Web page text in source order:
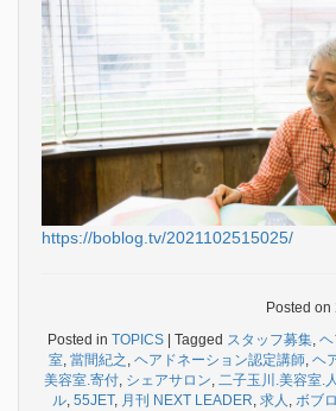
https://boblog.tv/2021102515025/
Posted on
Posted in TOPICS Tagged スタッフ募集,
室, 當間紀之 , ヘアドネーション認定講師, ヘ
美容室.寄付, シェアサロン, 二子玉川.美容室.
ル, 55JET, 月刊 NEXT LEADER, 求人 , ボブ